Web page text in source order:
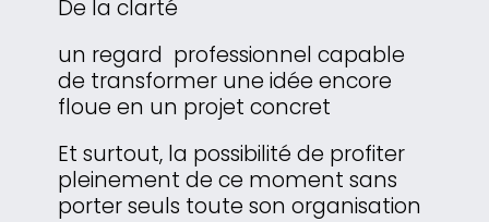
De la clarté
un regard professionnel capable
de transformer une idée encore
floue en un projet concret
Et surtout, la possibilité de profiter
pleinement de ce moment sans
porter seuls toute son organisation